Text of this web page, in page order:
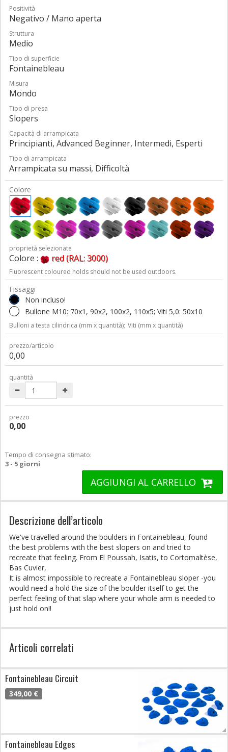
Positività
Negativo / Mano aperta
Struttura
Medio
Tipo di superficie
Fontainebleau
Misura
Mondo
Tipo di presa
Slopers
Capacità di arrampicata
Principianti, Advanced Beginner, Intermedi, Esperti
Tipo di arrampicata
Arrampicata su massi, Difficoltà
Colore
proprietà selezionate
Colore : red (RAL: 3000)
Fluorescent coloured holds should not be used outdoors.
Fissaggi
Non incluso!
Bullone M10: 70x1, 90x2, 100x2, 110x5; Viti 5,0: 50x10
Bulloni a testa cilindrica (mm x quantità); Viti (mm x quantità)
prezzo/articolo
0,00
quantità
prezzo
0,00
Tempo di consegna stimato:
3 - 5 giorni
AGGIUNGI AL CARRELLO
Descrizione dell’articolo
We've travelled around the boulders in Fontainebleau, found
the best problems with the best slopers on and tried to
recreate that feeling. From El Poussah, Isatis, to Cortomaltèse,
Bas Cuvier,
It is almost impossible to recreate a Fontainebleau sloper -you
would need a hold the size of the boulder itself to get the
perfect feeling of that slap where your whole arm is needed to
just hold on!!
Articoli correlati
Fontainebleau Circuit
349,00 €
Fontainebleau Edges